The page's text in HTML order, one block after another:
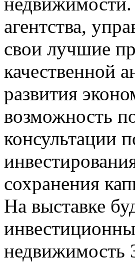
агентства,
свои лучшие
качественной
развития
возможность
консультации
сохранения
На выставке
недвижимость